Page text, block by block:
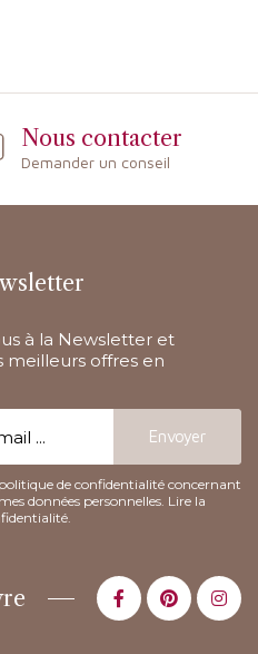
Nous contacter
Demander un conseil
à la Newsletter et
meilleurs offres en
de confidentialité concernant
données personnelles. Lire la
.